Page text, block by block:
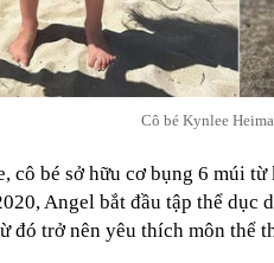
Cô bé Kynlee
cô bé sở hữu cơ bụng 6 múi
Angel bắt đầu tập thể dục
đó trở nên yêu thích môn thể